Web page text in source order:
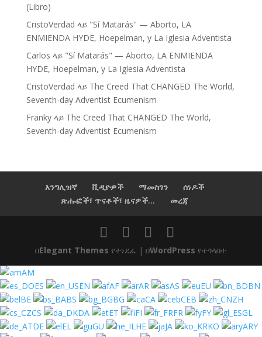
(Libro)
CristoVerdad ላይ "Sí Matarás" — Aborto, LA
ENMIENDA HYDE, Hoepelman, y La Iglesia Adventista
Carlos ላይ "Sí Matarás" — Aborto, LA ENMIENDA
HYDE, Hoepelman, y La Iglesia Adventista
CristoVerdad ላይ The Creed That CHANGED The World,
Seventh-day Adventist Ecumenism
Frankyላይ The Creed That CHANGED The World,
Seventh-day Adventist Ecumenism
እንግሊዝኛ ቪዲዮዎች ማመስገን
ሰነዶች
ጽሑፎች፣ ጥናቶች፣ ዜናዎች...
መረጃ
በElegant Themes የተነደፈ | በWordPress የተጎላበተ
AM
ES
EN AF AR AS EU
BN
BE
BS BG CA CEB
ZH
CS
DA ET FI FR FY
GL
DE
EL GU HE JA KO
ARY